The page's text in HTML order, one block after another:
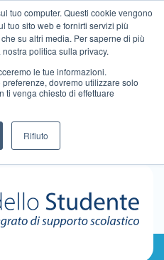
tuo computer. Questi cookie vengono
tuo sito web e fornirti servizi più
su altri media. Per saperne di più
politica sulla privacy.
le tue informazioni.
dovremo utilizzare solo
ti venga chiesto di effettuare
Rifiuto